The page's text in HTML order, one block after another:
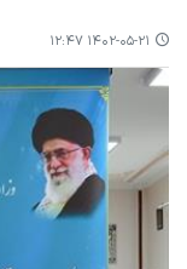
۱۴۰۲-۰۵-۲۱ ۱۲:۴۷